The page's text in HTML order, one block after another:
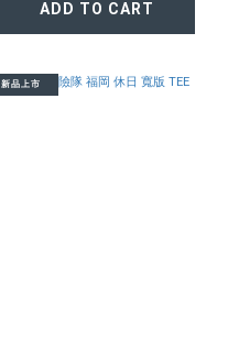
ADD TO CART
新品上市